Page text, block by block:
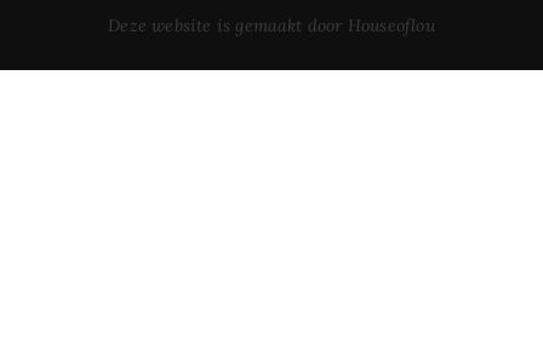
Deze website is gemaakt door Houseoflou